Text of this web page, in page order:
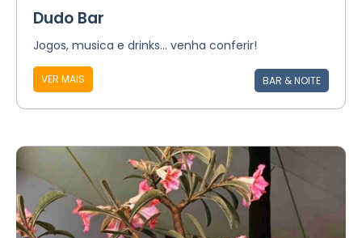
Dudo Bar
Jogos, musica e drinks... venha conferir!
VER MAIS BAR & NOITE